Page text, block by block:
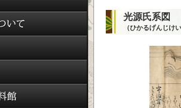
光源氏系図
（ひかるげんじけ